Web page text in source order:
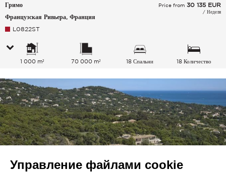
Гримо
Французская Ривьера, Франция
Price from 30 135 EUR
/ Неделя
L0822ST
1 000 m² 70 000 m² 18 Спальни
18 Количество
Управление файлами cookie